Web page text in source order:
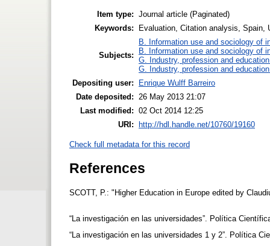
Item type: Journal article (Paginated)
Keywords:
Evaluation, Citation analysis, Spain,
Subjects:
B. Information use and sociology of
B. Information use and sociology of
G. Industry, profession and
G. Industry, profession and
Depositing user:
Enrique Wulff Barreiro
Date deposited:
26 May 2013 21:07
Last modified: 02 Oct 2014 12:25
URI:
http://hdl.handle.net/10760/19160
Check full metadata for this record
References
SCOTT, P.: "Higher Education in Europe edited by
“La investigación en las universidades”. Política
“La investigación en las universidades 1 y 2”. Política